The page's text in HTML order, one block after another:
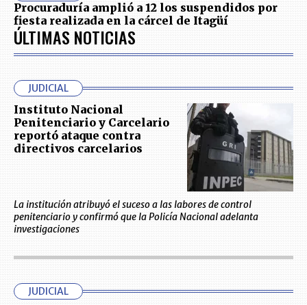
Procuraduría amplió a 12 los suspendidos por
fiesta realizada en la cárcel de Itagüí
ÚLTIMAS NOTICIAS
JUDICIAL
Instituto Nacional
Penitenciario y Carcelario
reportó ataque contra
directivos carcelarios
La institución atribuyó el suceso a las labores de control
penitenciario y confirmó que la Policía Nacional adelanta
investigaciones
JUDICIAL